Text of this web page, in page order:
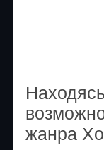
жанра